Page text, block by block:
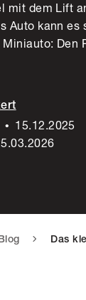
mit dem Lift
Auto kann es
Den
• 15.12.2025
Das